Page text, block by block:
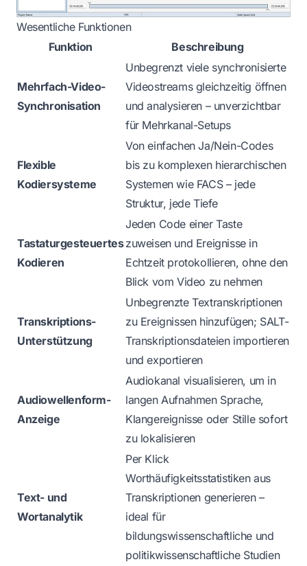
Wesentliche Funktionen
Funktion
Beschreibung
Mehrfach-Video-
Synchronisation
Unbegrenzt viele synchronisierte
Videostreams gleichzeitig öffnen
und analysieren – unverzichtbar
für Mehrkanal-Setups
Flexible
Kodiersysteme
Von einfachen Ja/Nein-Codes
bis zu komplexen hierarchischen
Systemen wie FACS – jede
Struktur, jede Tiefe
Tastaturgesteuertes
Kodieren
Jeden Code einer Taste
zuweisen und Ereignisse in
Echtzeit protokollieren, ohne den
Blick vom Video zu nehmen
Transkriptions-
Unterstützung
Unbegrenzte Textranskriptionen
zu Ereignissen hinzufügen; SALT-
Transkriptionsdateien importieren
und exportieren
Audiowellenform-
Anzeige
Audiokanal visualisieren, um in
langen Aufnahmen Sprache,
Klangereignisse oder Stille sofort
zu lokalisieren
Text- und
Wortanalytik
Per Klick
Worthäufigkeitsstatistiken aus
Transkriptionen generieren –
ideal für
bildungswissenschaftliche und
politikwissenschaftliche Studien